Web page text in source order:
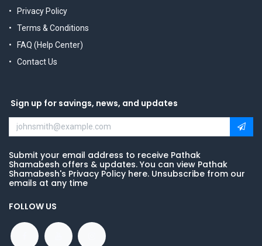
Privacy Policy
Terms & Conditions
FAQ (Help Center)
Contact Us
Sign up for savings, news, and updates
Submit your email address to receive Pathak
Shamabesh offers & updates. You can view Pathak
Shamabesh's Privacy Policy here. Unsubscribe from our
emails at any time
FOLLOW US